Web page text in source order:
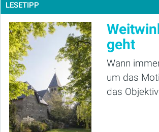
LESETIPP
geht
Wann
um das
das